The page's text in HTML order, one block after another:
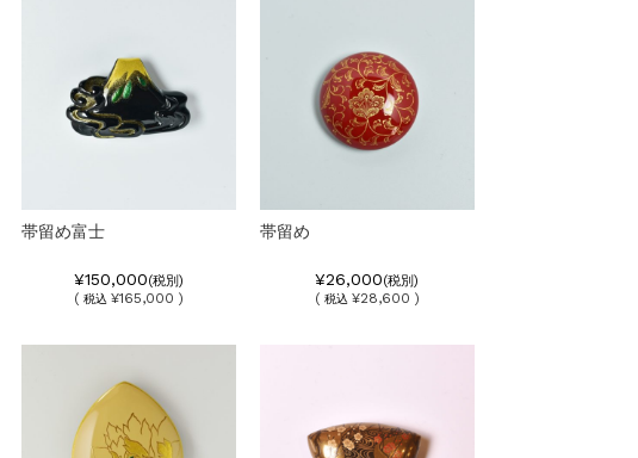
帯留め富士
¥150,000(税別)
( 税込 ¥165,000 )
帯留め
¥26,000(税別)
( 税込 ¥28,600 )